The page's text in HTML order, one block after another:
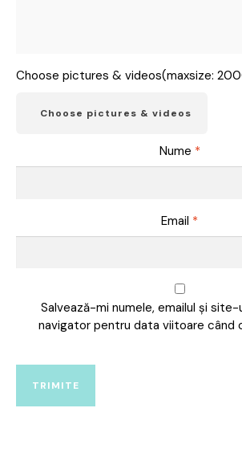
Choose pictures & videos(maxsize:
Choose pictures & videos
Nume *
Email *
Salvează-mi numele, emailul și
navigator pentru data viitoare când